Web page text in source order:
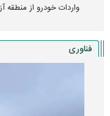
واردات خودرو از منطقه
فناوری